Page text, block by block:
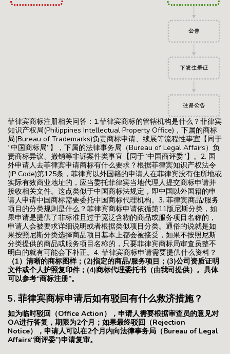
菲律宾商标注册相关问答：1.菲律宾商标的管辖机构是什么？菲律宾
知识产权局(Philippines Intellectual Property Office)，下属的商标
局(Bureau of Trademarks)负责商标申请、续展等流程性事宜【同于
“中国商标局”】，下属的法律事务局（Bureau of Legal Affairs）负
责商标异议、撤销等非诉案件类事宜【同于“中国商评委”】。2. 国
外申请人去菲律宾申请商标有什么要求？根据菲律宾知识产权法令
(IP Code)第125条，菲律宾以外国籍的申请人在菲律宾没有住所地或
实际有效商业地址的，应当委托菲律宾当地代理人提交商标申请并
接收相关文件。这点类似于中国商标法规定，即中国以外国籍的申
请人申请中国商标需要委托中国商标代理机构。3. 菲律宾商品/服务
项目的分类规则是什么？菲律宾商标申请依循第11版尼斯分类，如
果申请是提供了非标准且过于宽泛含糊的商品或服务项目名称的，
申请人会被要求详细说明或者根据类似项目分类。通俗的说就是如
果按照尼斯分类选择商品项目基本上都会被接受，如果不按照尼斯
分类提供的商品或服务项目名称的，只要菲律宾商标局审查员整不
明白的就有可能会下补正。4. 菲律宾商标申请需要提供什么资料？
（1）清晰的商标图样； (2)指定的商品/服务项目； (3)公司资质证明
文件或个人护照复印件； (4)商标代理委托书（由我司提供）。 具体
可以参考“商标注册”。
5. 菲律宾商标申请后如有驳回有什么救济措施？
如为临时驳回（Office Action），申请人需要根据审查员的意见对
OA进行答复，期限为2个月；如果最终驳回（Rejection
Notice），申请人可以在2个月内向法律事务局（Bureau of Legal
Affairs“商评委”)申请复审。